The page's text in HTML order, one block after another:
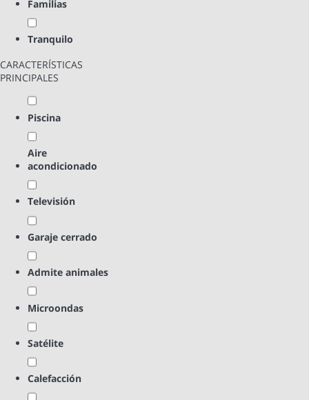
Familias
Tranquilo
CARACTERÍSTICAS
PRINCIPALES
Piscina
Aire
acondicionado
Televisión
Garaje cerrado
Admite animales
Microondas
Satélite
Calefacción